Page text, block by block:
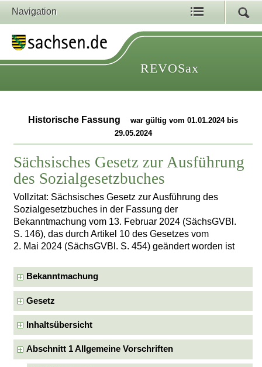
Navigation
REVOSax
Historische Fassung
war gültig vom 01.01.2024 bis
29.05.2024
Sächsisches Gesetz zur Ausführung
des Sozialgesetzbuches
Vollzitat: Sächsisches Gesetz zur Ausführung des
Sozialgesetzbuches in der Fassung der
Bekanntmachung vom 13. Februar 2024 (SächsGVBl.
S. 146), das durch Artikel 10 des Gesetzes vom
2. Mai 2024 (SächsGVBl. S. 454) geändert worden ist
Bekanntmachung
Gesetz
Inhaltsübersicht
Abschnitt 1 Allgemeine Vorschriften